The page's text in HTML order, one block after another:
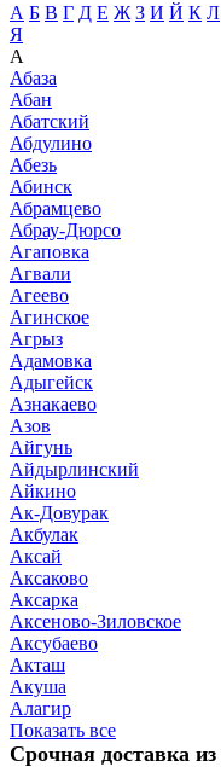
А Б В Г Д Е Ж З И Й К Л
Я
А
Абаза
Абан
Абатский
Абдулино
Абезь
Абинск
Абрамцево
Абрау-Дюрсо
Агаповка
Агвали
Агеево
Агинское
Агрыз
Адамовка
Адыгейск
Азнакаево
Азов
Айгунь
Айдырлинский
Айкино
Ак-Довурак
Акбулак
Аксай
Аксаково
Аксарка
Аксеново-Зиловское
Аксубаево
Акташ
Акуша
Алагир
Показать все
Срочная доставка